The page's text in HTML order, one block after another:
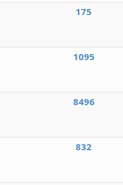
175
1095
8496
832